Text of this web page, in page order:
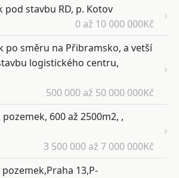
stavbu RD, p. Kotov
0 až 10 000 000Kč
po směru na Přibramsko, a vetší
logistického centru,
500 000 až 50 000 000Kč
600 až 2500m2, ,
3 500 000 až 7 000 000Kč
13,P-